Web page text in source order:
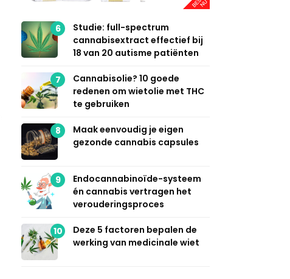
6
Studie: full-spectrum
cannabisextract effectief bij
18 van 20 autisme patiënten
7
Cannabisolie? 10 goede
redenen om wietolie met THC
te gebruiken
8
Maak eenvoudig je eigen
gezonde cannabis capsules
9
Endocannabinoïde-systeem
én cannabis vertragen het
verouderingsproces
10
Deze 5 factoren bepalen de
werking van medicinale wiet